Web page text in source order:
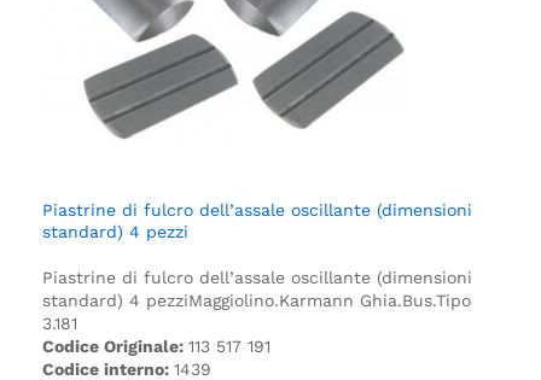
Piastrine di fulcro dell’assale oscillante (dimensioni
standard) 4 pezzi
Piastrine di fulcro dell’assale oscillante (dimensioni
standard) 4 pezziMaggiolino.Karmann Ghia.Bus.Tipo
3.181
Codice Originale: 113 517 191
Codice interno: 1439